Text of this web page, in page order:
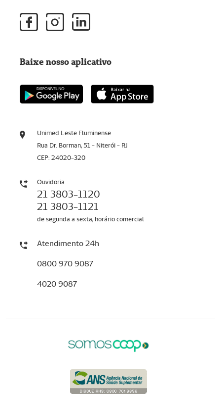
Unimed Leste Fluminense
Rua Dr. Borman, 51 - Niterói - RJ
CEP: 24020-320
Ouvidoria
21 3803-1120
21 3803-1121
de segunda a sexta, horário comercial
Atendimento 24h
0800 970 9087
4020 9087
Baixe nosso aplicativo